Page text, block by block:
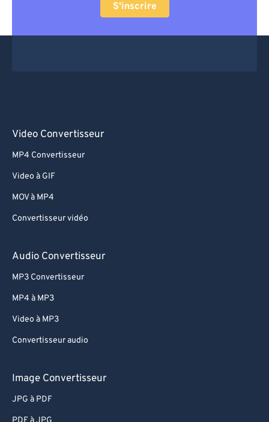
S'inscrire
Video Convertisseur
MP4 Convertisseur
Video à GIF
MOV à MP4
Convertisseur vidéo
Audio Convertisseur
MP3 Convertisseur
MP4 à MP3
Video à MP3
Convertisseur audio
Image Convertisseur
JPG à PDF